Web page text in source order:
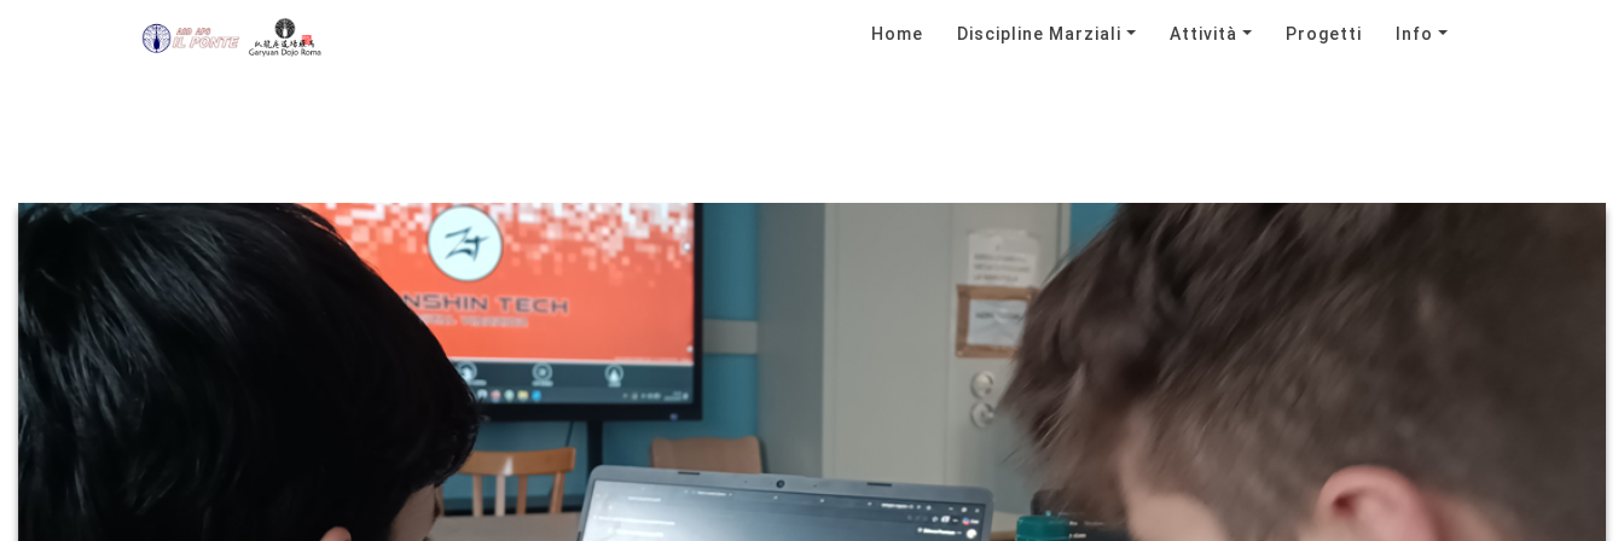
Home Discipline Marziali Attività Progetti Info